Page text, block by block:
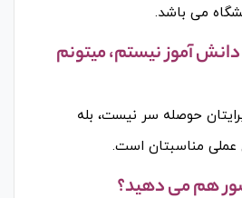
می باشد.
آموز نیستم، میتونم
حوصله سر نیست، بله
عملی مناسبتان است.